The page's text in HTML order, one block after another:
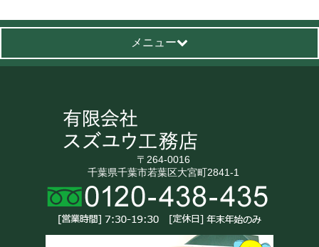
メニュー
〒264-0016
千葉県千葉市若葉区大宮町2841-1